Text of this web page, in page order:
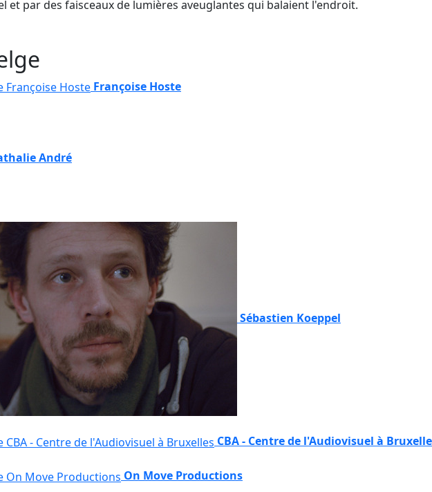
et par des faisceaux de lumières aveuglantes qui balaient l'endroit.
Françoise Hoste
André
Sébastien Koeppel
CBA - Centre de l'Audiovisuel à
On Move Productions